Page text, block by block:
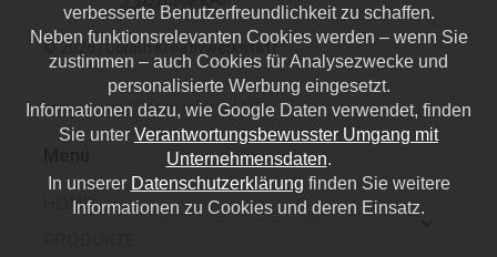
© 2026 | CoriBri Kreativwerkstatt
Impressum| Datenschutz|AGB
HOME
verbesserte Benutzerfreundlichkeit zu schaffen.
Neben funktionsrelevanten Cookies werden – wenn Sie
zustimmen – auch Cookies für Analysezwecke und
personalisierte Werbung eingesetzt.
Informationen dazu, wie Google Daten verwendet, finden
Sie unter Verantwortungsbewusster Umgang mit
Unternehmensdaten.
In unserer Datenschutzerklärung finden Sie weitere
Informationen zu Cookies und deren Einsatz.